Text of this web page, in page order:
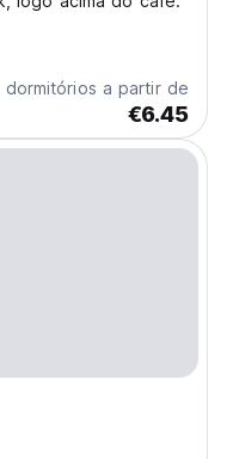
dormitórios a partir de
€6.45